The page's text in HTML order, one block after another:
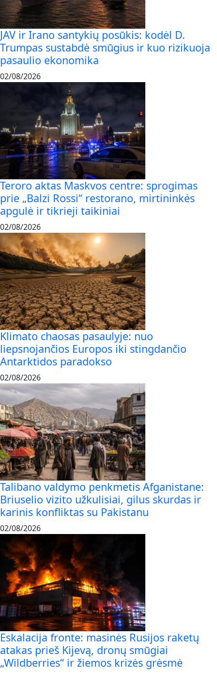
JAV ir Irano santykių posūkis: kodėl D.
Trumpas sustabdė smūgius ir kuo rizikuoja
pasaulio ekonomika
02/08/2026
Teroro aktas Maskvos centre: sprogimas
prie „Balzi Rossi“ restorano, mirtininkės
apgulė ir tikrieji taikiniai
02/08/2026
Klimato chaosas pasaulyje: nuo
liepsnojančios Europos iki stingdančio
Antarktidos paradokso
02/08/2026
Talibano valdymo penkmetis Afganistane:
Briuselio vizito užkulisiai, gilus skurdas ir
karinis konfliktas su Pakistanu
02/08/2026
Eskalacija fronte: masinės Rusijos raketų
atakas prieš Kijevą, dronų smūgiai
„Wildberries“ ir žiemos krizės grėsmė